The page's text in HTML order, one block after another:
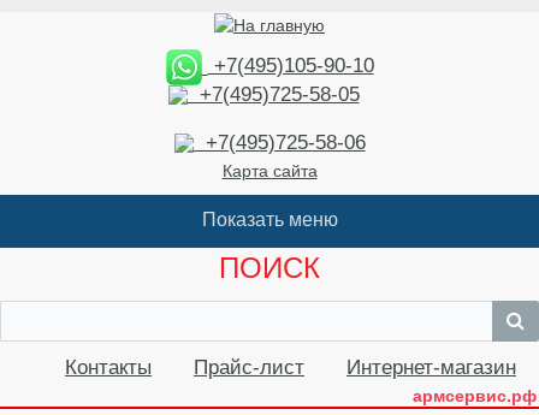
+7(495)105-90-10
+7(495)725-58-05
+7(495)725-58-06
Карта сайта
ПОИСК
Контакты Прайс-лист Интернет-магазин
армсервис.рф